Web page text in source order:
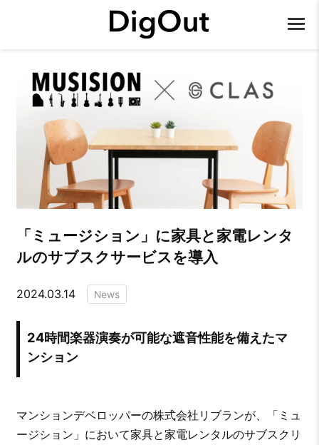
「ミュージション」に家具と家電レンタ
ルのサブスクサービスを導入
2024.03.14 News
24時間楽器演奏が可能な遮音性能を備えたマ
ンション
マンションデベロッパーの株式会社リブランが、「ミュ
ージション」において家具と家電レンタルのサブスクリ